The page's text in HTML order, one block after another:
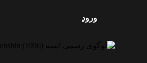
ورود